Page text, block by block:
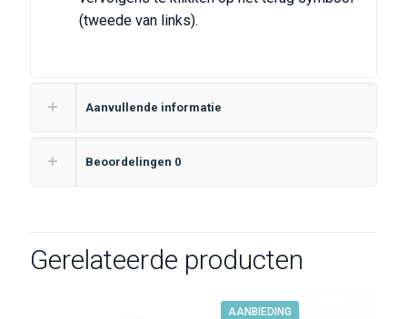
(tweede van links).
Aanvullende informatie
Beoordelingen 0
Gerelateerde producten
AANBIEDING